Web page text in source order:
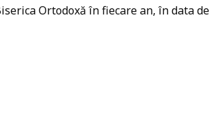
Ortodoxă în fiecare an, în data de